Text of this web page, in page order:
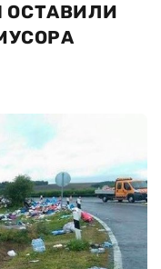
ОСТАВИЛИ